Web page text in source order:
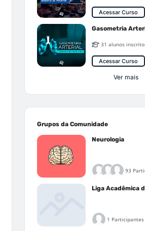
Acessar Curso
Gasometria
31 alunos
Acessar Curso
Ver mais
Grupos da Comunidade
Neurologia
93
1 Participantes